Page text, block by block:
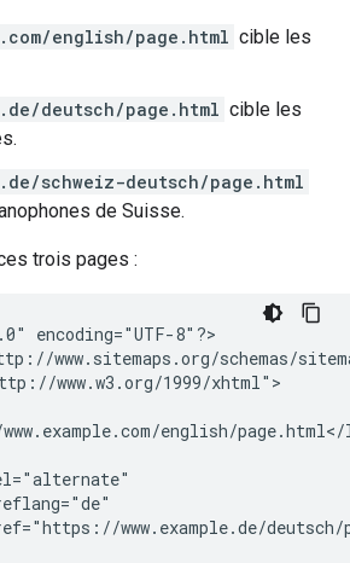
english/page.html cible les
deutsch/page.html cible les
schweiz-deutsch/page.html
de Suisse.
trois pages :
encoding="UTF-8"?>
www.sitemaps.org/schemas/
www.w3.org/1999/xhtml">
english/page.html</
www.example.de/